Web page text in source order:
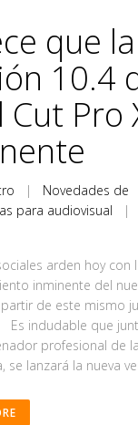
que la
10.4
Cut Pro
| Novedades de
para audiovisual |
arden hoy con
inminente del
de este mismo
Es indudable que
profesional de
se lanzará la nueva